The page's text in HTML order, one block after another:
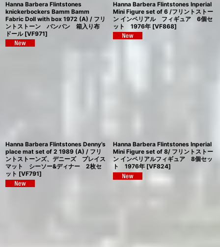
Hanna Barbera Flintstones
knickerbockers Bamm Bamm
Fabric Doll with box 1972 (A) / フリ
ントストーン バンバン 箱入り布
ドール [VF971]
Hanna Barbera Flintstones Inperial
Mini Figure set of 6 /フリントストー
ン インペリアル フィギュア 6個セ
ット 1976年 [VF868]
Hanna Barbera Flintstones Denny’s
place mat set of 2 1989 (A) / フリ
ントストーンズ、デニーズ プレイス
マット シーソー&ディナー 2枚セ
ット [VF791]
Hanna Barbera Flintstones Inperial
Mini Figure set of 8/ フリントストー
ン インペリアルフィギュア 8個セッ
ト 1976年 [VF824]